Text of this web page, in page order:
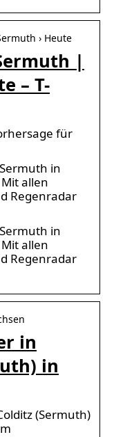
› Heute
|
– T-
für
in
allen
Regenradar
in
allen
Regenradar
in
in
(Sermuth)